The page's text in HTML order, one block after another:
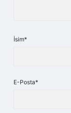
İsim*
E-Posta*